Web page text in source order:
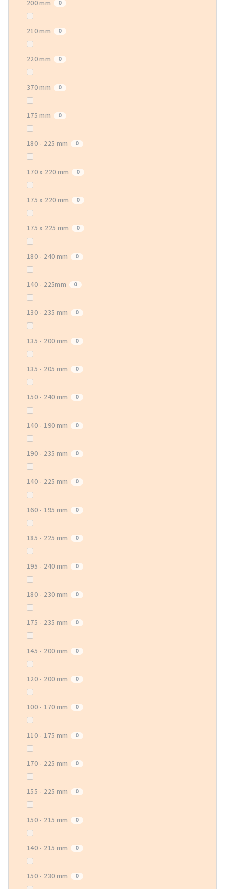
200 mm 0
210 mm 0
220 mm 0
370 mm 0
175 mm 0
180 - 225 mm 0
170 x 220 mm 0
175 x 220 mm 0
175 x 225 mm 0
180 - 240 mm 0
140 - 225mm 0
130 - 235 mm 0
135 - 200 mm 0
135 - 205 mm 0
150 - 240 mm 0
140 - 190 mm 0
190 - 235 mm 0
140 - 225 mm 0
160 - 195 mm 0
185 - 225 mm 0
195 - 240 mm 0
180 - 230 mm 0
175 - 235 mm 0
145 - 200 mm 0
120 - 200 mm 0
100 - 170 mm 0
110 - 175 mm 0
170 - 225 mm 0
155 - 225 mm 0
150 - 215 mm 0
140 - 215 mm 0
150 - 230 mm 0